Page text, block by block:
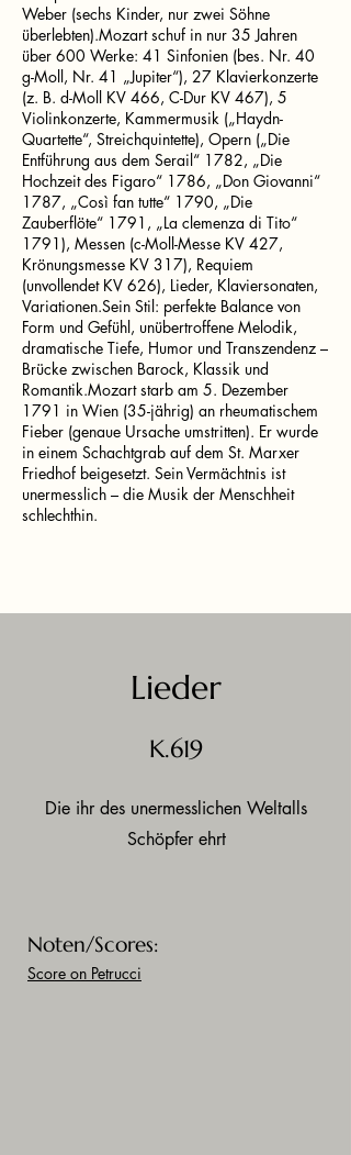
Weber (sechs Kinder, nur zwei Söhne
überlebten).Mozart schuf in nur 35 Jahren
über 600 Werke: 41 Sinfonien (bes. Nr. 40
g-Moll, Nr. 41 „Jupiter“), 27 Klavierkonzerte
(z. B. d-Moll KV 466, C-Dur KV 467), 5
Violinkonzerte, Kammermusik („Haydn-
Quartette“, Streichquintette), Opern („Die
Entführung aus dem Serail“ 1782, „Die
Hochzeit des Figaro“ 1786, „Don Giovanni“
1787, „Così fan tutte“ 1790, „Die
Zauberflöte“ 1791, „La clemenza di Tito“
1791), Messen (c-Moll-Messe KV 427,
Krönungsmesse KV 317), Requiem
(unvollendet KV 626), Lieder, Klaviersonaten,
Variationen.Sein Stil: perfekte Balance von
Form und Gefühl, unübertroffene Melodik,
dramatische Tiefe, Humor und Transzendenz –
Brücke zwischen Barock, Klassik und
Romantik.Mozart starb am 5. Dezember
1791 in Wien (35-jährig) an rheumatischem
Fieber (genaue Ursache umstritten). Er wurde
in einem Schachtgrab auf dem St. Marxer
Friedhof beigesetzt. Sein Vermächtnis ist
unermesslich – die Musik der Menschheit
schlechthin.
Lieder
K.619
Die ihr des unermesslichen Weltalls
Schöpfer ehrt
Noten/Scores:
Score on Petrucci